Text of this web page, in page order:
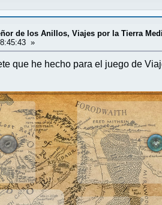
de los Anillos, Viajes por la Tierra
»
que he hecho para el juego de